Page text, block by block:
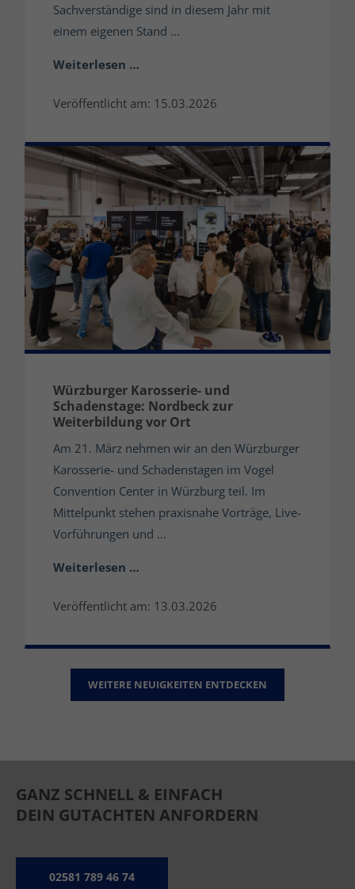
Sachverständige sind in diesem Jahr mit
einem eigenen Stand ...
Weiterlesen …
Veröffentlicht am: 15.03.2026
Würzburger Karosserie- und
Schadenstage: Nordbeck zur
Weiterbildung vor Ort
Am 21. März nehmen wir an den Würzburger
Karosserie- und Schadenstagen im Vogel
Convention Center in Würzburg teil. Im
Mittelpunkt stehen praxisnahe Vorträge, Live-
Vorführungen und ...
Weiterlesen …
Veröffentlicht am: 13.03.2026
WEITERE NEUIGKEITEN ENTDECKEN
GANZ SCHNELL & EINFACH
DEIN GUTACHTEN ANFORDERN
02581 789 46 74